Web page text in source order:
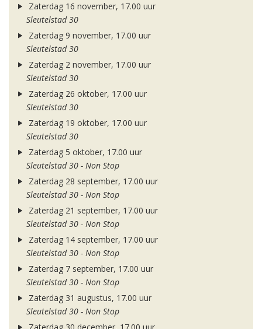
Zaterdag 16 november, 17.00 uur
Sleutelstad 30
Zaterdag 9 november, 17.00 uur
Sleutelstad 30
Zaterdag 2 november, 17.00 uur
Sleutelstad 30
Zaterdag 26 oktober, 17.00 uur
Sleutelstad 30
Zaterdag 19 oktober, 17.00 uur
Sleutelstad 30
Zaterdag 5 oktober, 17.00 uur
Sleutelstad 30 - Non Stop
Zaterdag 28 september, 17.00 uur
Sleutelstad 30 - Non Stop
Zaterdag 21 september, 17.00 uur
Sleutelstad 30 - Non Stop
Zaterdag 14 september, 17.00 uur
Sleutelstad 30 - Non Stop
Zaterdag 7 september, 17.00 uur
Sleutelstad 30 - Non Stop
Zaterdag 31 augustus, 17.00 uur
Sleutelstad 30 - Non Stop